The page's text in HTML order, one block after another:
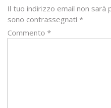
Il tuo indirizzo email non sarà
sono contrassegnati *
Commento *